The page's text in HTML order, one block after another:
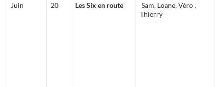
Juin 20 Les Six en route
Sam, Loane, Véro ,
Thierry